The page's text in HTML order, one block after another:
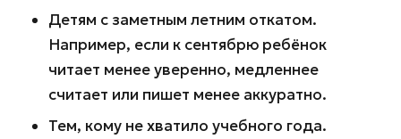
Детям с заметным летним откатом.
Например, если к сентябрю ребёнок
читает менее уверенно, медленнее
считает или пишет менее аккуратно.
Тем, кому не хватило учебного года.